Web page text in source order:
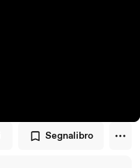
Segnalibro